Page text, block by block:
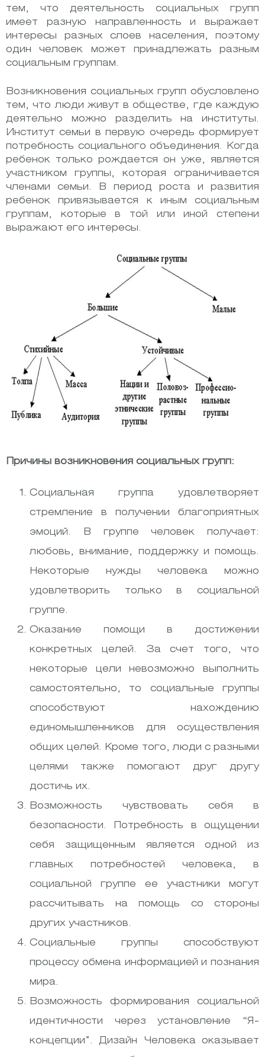
тем, что деятельность социальных групп
имеет разную направленность и выражает
интересы разных слоев населения, поэтому
один человек может принадлежать разным
социальным группам.
Возникновения социальных групп обусловлено
тем, что люди живут в обществе, где каждую
деятельно можно разделить на институты.
Институт семьи в первую очередь формирует
потребность социального объединения. Когда
ребенок только рождается он уже, является
участником группы, которая ограничивается
членами семьи. В период роста и развития
ребенок привязывается к иным социальным
группам, которые в той или иной степени
выражают его интересы.
Причины возникновения социальных групп:
Социальная группа удовлетворяет
стремление в получении благоприятных
эмоций. В группе человек получает:
любовь, внимание, поддержку и помощь.
Некоторые нужды человека можно
удовлетворить только в социальной
группе.
Оказание помощи в достижении
конкретных целей. За счет того, что
некоторые цели невозможно выполнить
самостоятельно, то социальные группы
способствуют нахождению
единомышленников для осуществления
общих целей. Кроме того, люди с разными
целями также помогают друг другу
достичь их.
Возможность чувствовать себя в
безопасности. Потребность в ощущении
себя защищенным является одной из
главных потребностей человека, в
социальной группе ее участники могут
рассчитывать на помощь со стороны
других участников.
Социальные группы способствуют
процессу обмена информацией и познания
мира.
Возможность формирования социальной
идентичности через установление “Я-
концепции”. Дизайн Человека оказывает